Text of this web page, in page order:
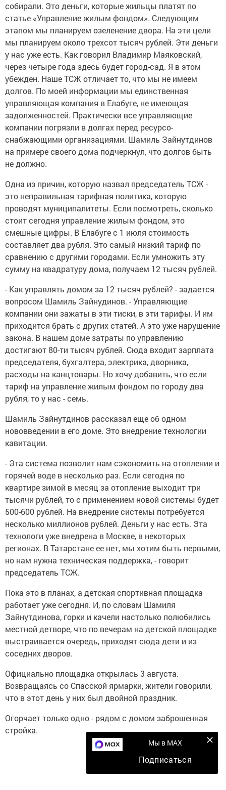
собирали. Это деньги, которые жильцы платят по
статье «Управление жилым фондом». Следующим
этапом мы планируем озеленение двора. На эти цели
мы планируем около трехсот тысяч рублей. Эти деньги
у нас уже есть. Как говорил Владимир Маяковский,
через четыре года здесь будет город-сад. Я в этом
убежден. Наше ТСЖ отличает то, что мы не имеем
долгов. По моей информации мы единственная
управляющая компания в Елабуге, не имеющая
задолженностей. Практически все управляющие
компании погрязли в долгах перед ресурсо-
снабжающими организациями. Шамиль Зайнутдинов
на примере своего дома подчеркнул, что долгов быть
не должно.
Одна из причин, которую назвал председатель ТСЖ -
это неправильная тарифная политика, которую
проводят муниципалитеты. Если посмотреть, сколько
стоит сегодня управление жилым фондом, это
смешные цифры. В Елабуге с 1 июля стоимость
составляет два рубля. Это самый низкий тариф по
сравнению с другими городами. Если умножить эту
сумму на квадратуру дома, получаем 12 тысяч рублей.
- Как управлять домом за 12 тысяч рублей? - задается
вопросом Шамиль Зайнудинов. - Управляющие
компании они зажаты в эти тиски, в эти тарифы. И им
приходится брать с других статей. А это уже нарушение
закона. В нашем доме затраты по управлению
достигают 80-ти тысяч рублей. Сюда входит зарплата
председателя, бухгалтера, электрика, дворника,
расходы на канцтовары. Но хочу добавить, что если
тариф на управление жилым фондом по городу два
рубля, то у нас - семь.
Шамиль Зайнутдинов рассказал еще об одном
нововведении в его доме. Это внедрение технологии
кавитации.
- Эта система позволит нам сэкономить на отоплении и
горячей воде в несколько раз. Если сегодня по
квартире зимой в месяц за отопление выходит три
тысячи рублей, то с применением новой системы будет
500-600 рублей. На внедрение системы потребуется
несколько миллионов рублей. Деньги у нас есть. Эта
технологи уже внедрена в Москве, в некоторых
регионах. В Татарстане ее нет, мы хотим быть первыми,
но нам нужна техническая поддержка, - говорит
председатель ТСЖ.
Пока это в планах, а детская спортивная площадка
работает уже сегодня. И, по словам Шамиля
Зайнутдинова, горки и качели настолько полюбились
местной детворе, что по вечерам на детской площадке
выстраивается очередь, приходят сюда дети и из
соседних дворов.
Официально площадка открылась 3 августа.
Возвращаясь со Спасской ярмарки, жители говорили,
что в этот день у них был двойной праздник.
Огорчает только одно - рядом с домом заброшенная
стройка.
Мы в MAX
Подписаться